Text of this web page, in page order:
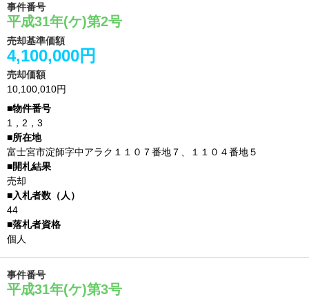
事件番号
平成31年(ケ)第2号
売却基準価額
4,100,000円
売却価額
10,100,010円
1，2，3
富士宮市淀師字中アラク１１０７番地７、１１０４番地５
売却
44
個人
事件番号
平成31年(ケ)第3号